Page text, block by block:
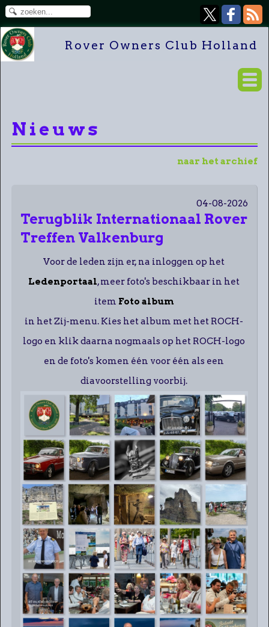
Rover Owners Club Holland
Nieuws
naar het archief
04-08-2026
Terugblik Internationaal Rover
Treffen Valkenburg
Voor de leden zijn er, na inloggen op het
Ledenportaal, meer foto's beschikbaar in het
item Foto album
in het Zij-menu. Kies het album met het ROCH-
logo en klik daarna nogmaals op het ROCH-logo
en de foto's komen één voor één als een
diavoorstelling voorbij.